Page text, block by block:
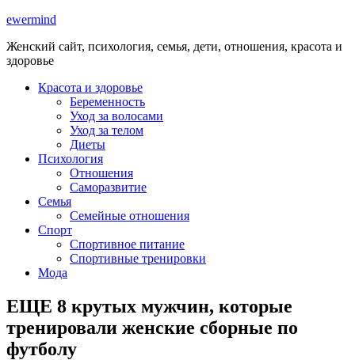
ewermind
Женский сайт, психология, семья, дети, отношения, красота и
здоровье
Красота и здоровье
Беременность
Уход за волосами
Уход за телом
Диеты
Психология
Отношения
Саморазвитие
Семья
Семейные отношения
Спорт
Спортивное питание
Спортивные тренировки
Мода
ЕЩЕ 8 крутых мужчин, которые
тренировали женские сборные по
футболу